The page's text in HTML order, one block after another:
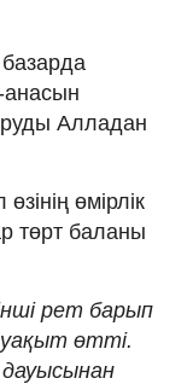
Алладан
өмірлік
төрт баланы
рет барып
өтті.
дауысынан